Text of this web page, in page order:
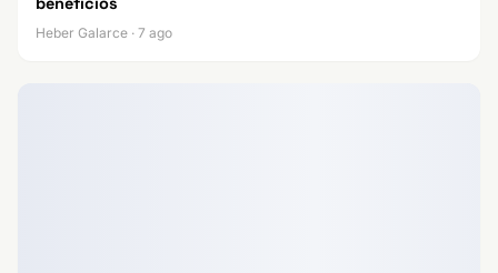
Heber Galarce · 7 ago